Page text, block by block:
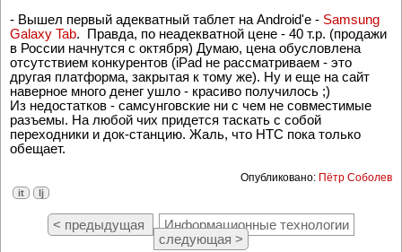
- Вышел первый адекватный таблет на Android'e - Samsung
Galaxy Tab. Правда, по неадекватной цене - 40 т.р. (продажи
в России начнутся с октября) Думаю, цена обусловлена
отсутствием конкурентов (iPad не рассматриваем - это
другая платформа, закрытая к тому же). Ну и еще на сайт
наверное много денег ушло - красиво получилось ;)
Из недостатков - самсунговские ни с чем не совместимые
разъемы. На любой чих придется таскать с собой
переходники и док-станцию. Жаль, что HTC пока только
обещает.
Опубликовано: Пётр Соболев
it lj
< предыдущая
Информационные технологии
следующая >